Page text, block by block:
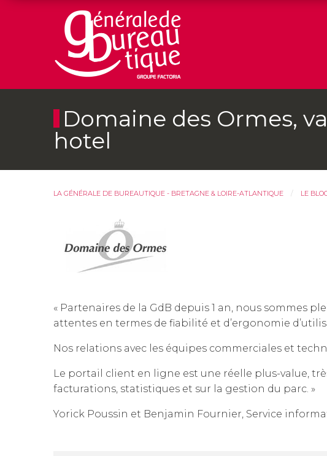
Domaine des Ormes,
hotel
LA GÉNÉRALE DE BUREAUTIQUE - BRETAGNE & LOIRE-ATLANTIQUE LE
« Partenaires de la GdB depuis 1 an, nous sommes
attentes en termes de fiabilité et d’ergonomie
Nos relations avec les équipes commerciales et
Le portail client en ligne est une réelle plus-value,
facturations, statistiques et sur la gestion du parc. »
Yorick Poussin et Benjamin Fournier, Service